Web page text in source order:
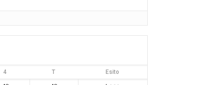
4 T Esito